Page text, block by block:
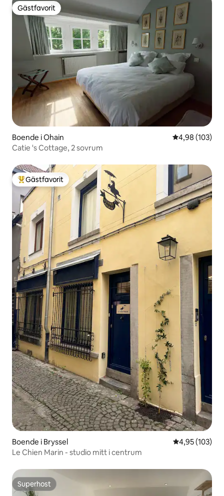
Gästfavorit
Gästfavorit
Boende i Ohain 4,98 av 5 i
4,98 (103)
Catie 's Cottage, 2 sovrum
Populär gästfavorit
Gästfavorit
Boende i Bryssel 4,95 av 5 i
4,95 (103)
Le Chien Marin - studio mitt i centrum
Superhost
Superhost